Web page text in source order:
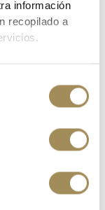
información
recopilado a